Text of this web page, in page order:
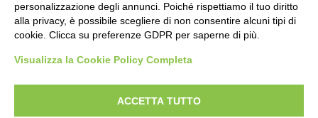
CERCA IL PRODOTTO
per:
personalizzazione degli annunci. Poiché rispettiamo il tuo diritto
alla privacy, è possibile scegliere di non consentire alcuni tipi di
cookie. Clicca su preferenze GDPR per saperne di più.
Visualizza la Cookie Policy Completa
ACCETTA TUTTO